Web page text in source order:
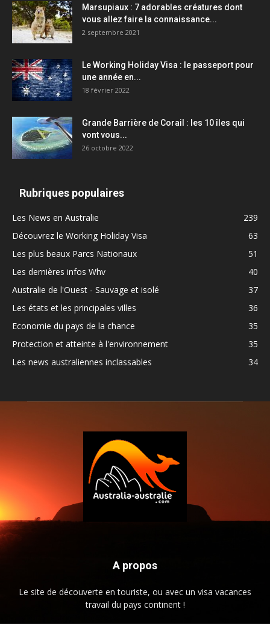
Marsupiaux : 7 adorables créatures dont
vous allez faire la connaissance...
2 septembre 2021
Le Working Holiday Visa : le passeport pour
une année en...
18 février 2022
Grande Barrière de Corail : les 10 îles qui
vont vous...
26 octobre 2022
Rubriques populaires
Les News en Australie
239
Découvrez le Working Holiday Visa
63
Les plus beaux Parcs Nationaux
51
Les dernières infos Whv
40
Australie de l'Ouest - Sauvage et isolé
37
Les états et les principales villes
36
Economie du pays de la chance
35
Protection et atteinte à l'environnement
35
Les news australiennes inclassables
34
A propos
Le site de découverte en touriste, ou avec un visa vacances
travail du pays continent !